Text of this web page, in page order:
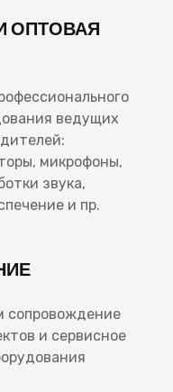
ОПТОВАЯ
ведущих
микрофоны,
звука,
и пр.
сопровождение
и сервисное